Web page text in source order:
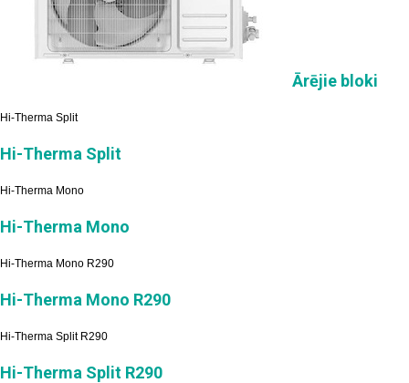
Ārējie bloki
Hi-Therma Split
Hi-Therma Split
Hi-Therma Mono
Hi-Therma Mono
Hi-Therma Mono R290
Hi-Therma Mono R290
Hi-Therma Split R290
Hi-Therma Split R290